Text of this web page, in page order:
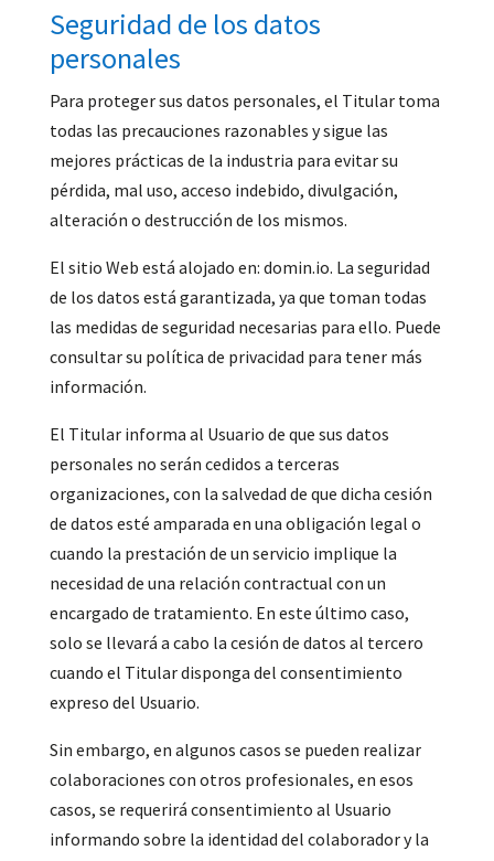
Seguridad de los datos
personales
Para proteger sus datos personales, el Titular toma
todas las precauciones razonables y sigue las
mejores prácticas de la industria para evitar su
pérdida, mal uso, acceso indebido, divulgación,
alteración o destrucción de los mismos.
El sitio Web está alojado en: domin.io. La seguridad
de los datos está garantizada, ya que toman todas
las medidas de seguridad necesarias para ello. Puede
consultar su política de privacidad para tener más
información.
El Titular informa al Usuario de que sus datos
personales no serán cedidos a terceras
organizaciones, con la salvedad de que dicha cesión
de datos esté amparada en una obligación legal o
cuando la prestación de un servicio implique la
necesidad de una relación contractual con un
encargado de tratamiento. En este último caso,
solo se llevará a cabo la cesión de datos al tercero
cuando el Titular disponga del consentimiento
expreso del Usuario.
Sin embargo, en algunos casos se pueden realizar
colaboraciones con otros profesionales, en esos
casos, se requerirá consentimiento al Usuario
informando sobre la identidad del colaborador y la